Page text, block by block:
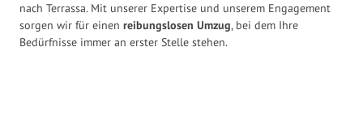
nach Terrassa. Mit unserer Expertise und unserem Engagement
sorgen wir für einen reibungslosen Umzug, bei dem Ihre
Bedürfnisse immer an erster Stelle stehen.